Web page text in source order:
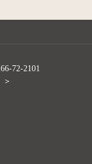
72-2101